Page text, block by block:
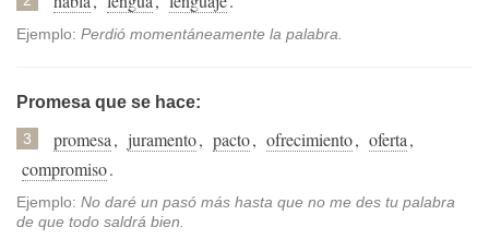
Ejemplo: Perdió momentáneamente la palabra.
Promesa que se hace:
3 promesa, juramento, pacto, ofrecimiento, oferta,
compromiso.
Ejemplo: No daré un pasó más hasta que no me des tu palabra
de que todo saldrá bien.